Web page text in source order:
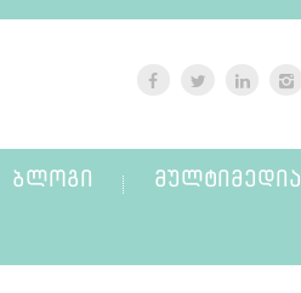
ᲑᲚᲝᲒᲘ ᲛᲣᲚᲢᲘᲛᲔᲓᲘᲐ